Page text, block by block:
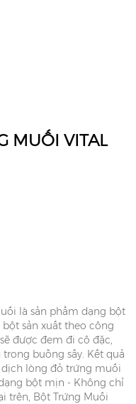
MUỐI VITAL
là sản phẩm dạng bột
sản xuất theo công
được đem đi cô đặc,
buồng sấy. Kết quả
dịch lòng đỏ trứng muối
bột mịn - Không chỉ
trên, Bột Trứng Muối